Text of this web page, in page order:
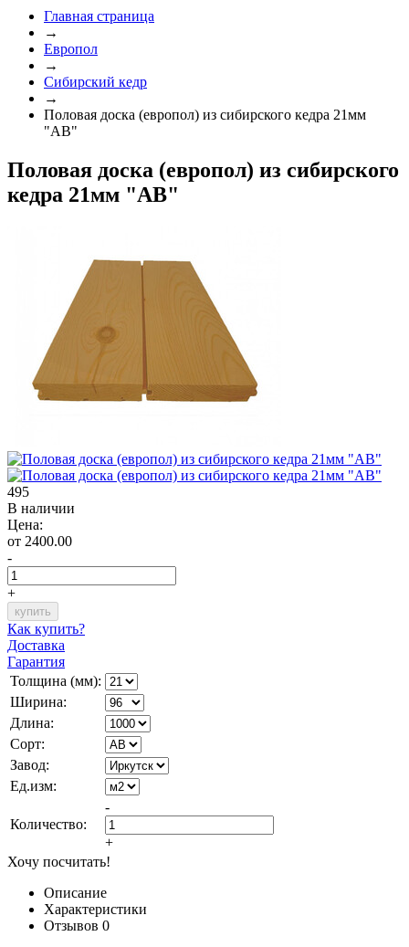
Главная страница
→
Европол
→
Сибирский кедр
→
Половая доска (европол) из сибирского кедра 21мм
"AB"
Половая доска (европол) из сибирского
кедра 21мм "AB"
495
В наличии
Цена:
от 2400.00
-
+
Как купить?
Доставка
Гарантия
Толщина (мм):
Ширина:
Длина:
Сорт:
Завод:
Ед.изм:
Количество:
-
+
Хочу посчитать!
Описание
Характеристики
Отзывов 0